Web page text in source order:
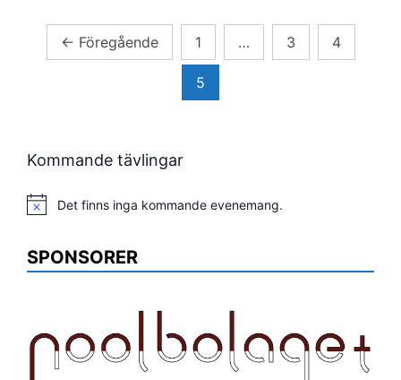
Sidnumrering
← Föregående 1 … 3 4
5
Kommande tävlingar
Notis Det finns inga kommande evenemang.
SPONSORER